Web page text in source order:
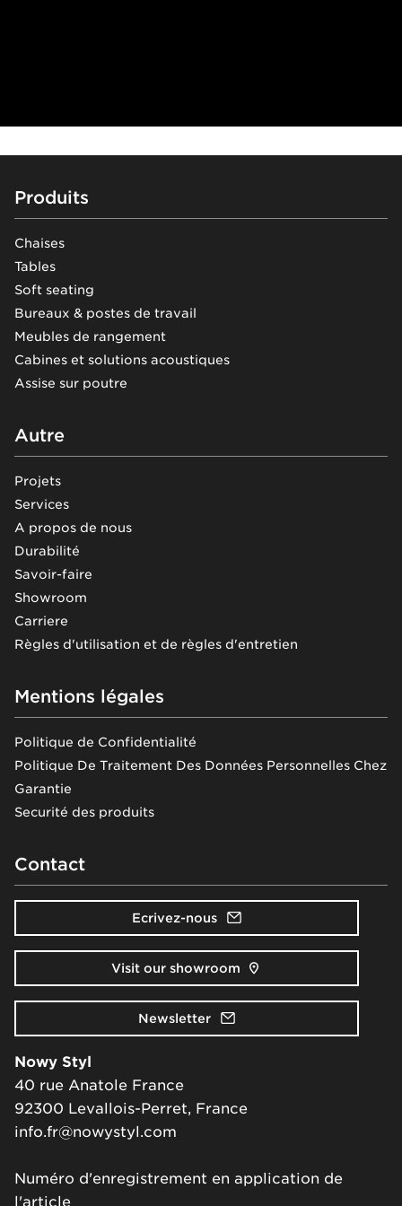
Footer
Produits
Chaises
Tables
Soft seating
Bureaux & postes de travail
Meubles de rangement
Cabines et solutions acoustiques
Assise sur poutre
Autre
Projets
Services
A propos de nous
Durabilité
Savoir-faire
Showroom
Carriere
Règles d'utilisation et de règles d'entretien
Mentions légales
Politique de Confidentialité
Politique De Traitement Des Données Personnelles Chez
Garantie
Securité des produits
Contact
Ecrivez-nous
Visit our showroom
Newsletter
Nowy Styl
40 rue Anatole France
92300 Levallois-Perret, France
info.fr@nowystyl.com
Numéro d'enregistrement en application de
l'article